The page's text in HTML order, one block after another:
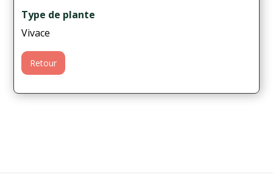
Type de plante
Vivace
Retour